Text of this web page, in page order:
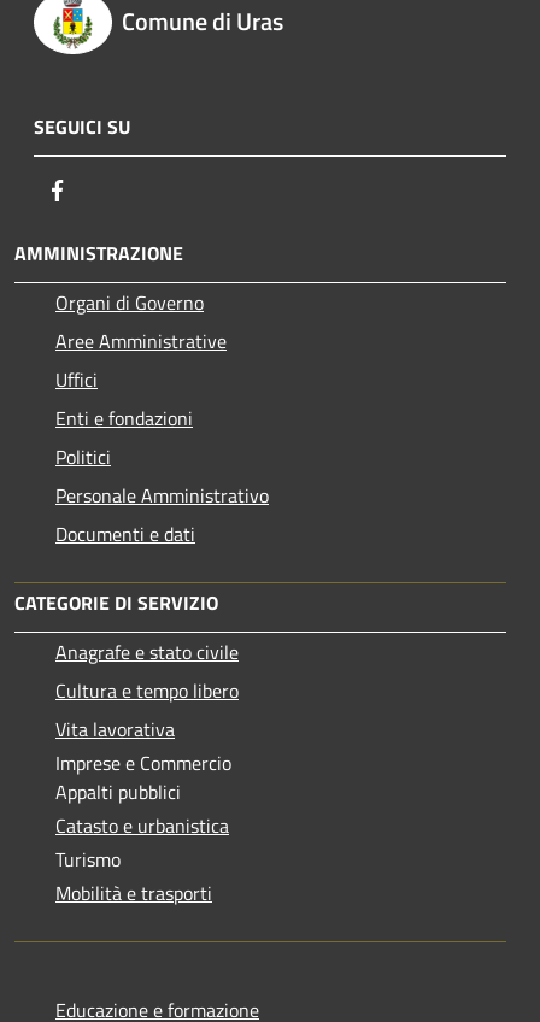
Comune di Uras
SEGUICI SU
AMMINISTRAZIONE
Organi di Governo
Aree Amministrative
Uffici
Enti e fondazioni
Politici
Personale Amministrativo
Documenti e dati
CATEGORIE DI SERVIZIO
Anagrafe e stato civile
Cultura e tempo libero
Vita lavorativa
Imprese e Commercio
Appalti pubblici
Catasto e urbanistica
Turismo
Mobilità e trasporti
Educazione e formazione